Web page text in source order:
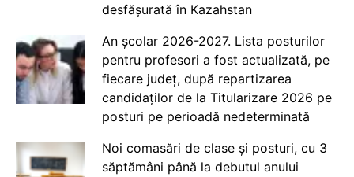
desfășurată în Kazahstan
An școlar 2026-2027. Lista posturilor
pentru profesori a fost actualizată, pe
fiecare județ, după repartizarea
candidaților de la Titularizare 2026 pe
posturi pe perioadă nedeterminată
Noi comasări de clase și posturi, cu 3
săptămâni până la debutul anului